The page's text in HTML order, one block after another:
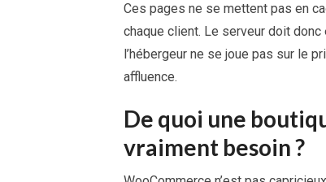
Ces pages ne se mettent pas en
chaque client. Le serveur doit
l’hébergeur ne se joue pas sur le
affluence.
De quoi une
vraiment besoin ?